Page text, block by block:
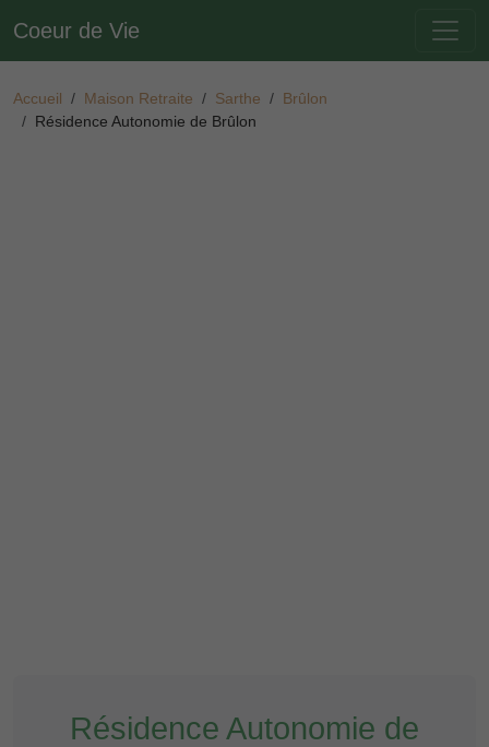
Coeur de Vie
Accueil Maison Retraite Sarthe
Brûlon
Résidence Autonomie de Brûlon
Résidence Autonomie de